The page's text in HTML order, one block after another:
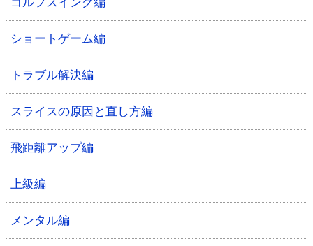
ショートゲーム編
トラブル解決編
スライスの原因と直し方編
飛距離アップ編
上級編
メンタル編